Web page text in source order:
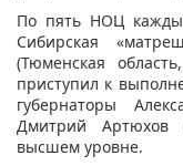
По пять НОЦ
Сибирская
(Тюменская
приступил к
губернаторы
Дмитрий Артюхов
высшем уровне.